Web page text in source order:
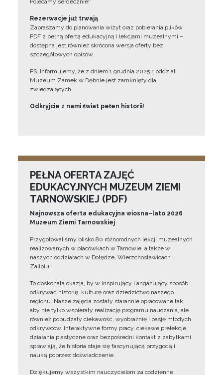
Polecamy serdecznie!”
Rezerwacje już trwają
Zapraszamy do planowania wizyt oraz pobierania plików
PDF z pełną ofertą edukacyjną i lekcjami muzealnymi –
dostępna jest również skrócona wersja oferty bez
szczegółowych opisów.
PS. Informujemy, że z dniem 1 grudnia 2025 r. oddział
Muzeum Zamek w Dębnie jest zamknięty dla
zwiedzających.
Odkryjcie z nami świat pełen historii!
PEŁNA OFERTA ZAJĘĆ
EDUKACYJNYCH MUZEUM ZIEMI
TARNOWSKIEJ (PDF)
Najnowsza oferta edukacyjna wiosna–lato 2026
Muzeum Ziemi Tarnowskiej
Przygotowaliśmy blisko 80 różnorodnych lekcji muzealnych
realizowanych w placówkach w Tarnowie, a także w
naszych oddziałach w Dołędze, Wierzchosławicach i
Zalipiu.
To doskonała okazja, by w inspirujący i angażujący sposób
odkrywać historię, kulturę oraz dziedzictwo naszego
regionu. Nasze zajęcia zostały starannie opracowane tak,
aby nie tylko wspierały realizację programu nauczania, ale
również pobudzały ciekawość, wyobraźnię i pasję młodych
odkrywców. Interaktywne formy pracy, ciekawe prelekcje,
działania plastyczne oraz bezpośredni kontakt z zabytkami
sprawiają, że historia staje się fascynującą przygodą i
nauką poprzez doświadczenie.
Dziękujemy wszystkim nauczycielom za codzienne